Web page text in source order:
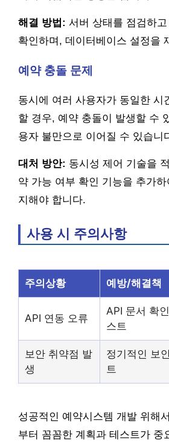
해결 방법: 서버 상태를 점검하
확인하며, 데이터베이스 설정을
예약 충돌 문제
동시에 여러 사용자가 동일한 시
할 경우, 예약 충돌이 발생할 수
용자 불만으로 이어질 수 있습니
대처 방안: 동시성 제어 기술을
약 가능 여부 확인 기능을 추가
지해야 합니다.
사용 시 주의사항
주의상황 예방/해결책
API 연동 오류
API 문서 확
스트
보안 취약점 발
생
정기적인 보
트
성공적인 예약시스템 개발 위해
부터 꼼꼼한 계획과 테스트가 중